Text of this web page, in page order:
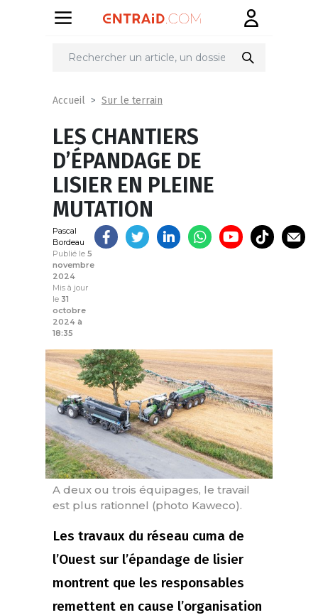
Partager
Accueil Sur le terrain
LES CHANTIERS
D’ÉPANDAGE DE
LISIER EN PLEINE
MUTATION
Pascal
Bordeau
Publié le 5
novembre
2024
Mis à jour
le 31
octobre
2024 à
18:35
A deux ou trois équipages, le travail
est plus rationnel (photo Kaweco).
Les travaux du réseau cuma de
l’Ouest sur l’épandage de lisier
montrent que les responsables
remettent en cause l’organisation